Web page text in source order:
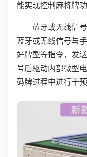
能实现控制麻将牌
蓝牙或无线信
蓝牙或无线信号与
好牌型等指令，发
号后驱动内部微型
码牌过程中进行干